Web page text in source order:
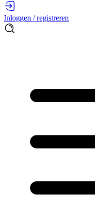
Inloggen / registreren